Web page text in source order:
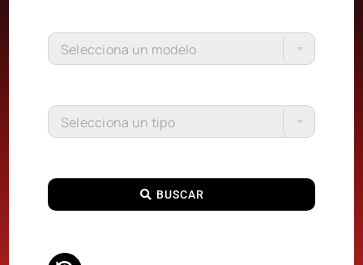
Selecciona un modelo
Selecciona un tipo
BUSCAR